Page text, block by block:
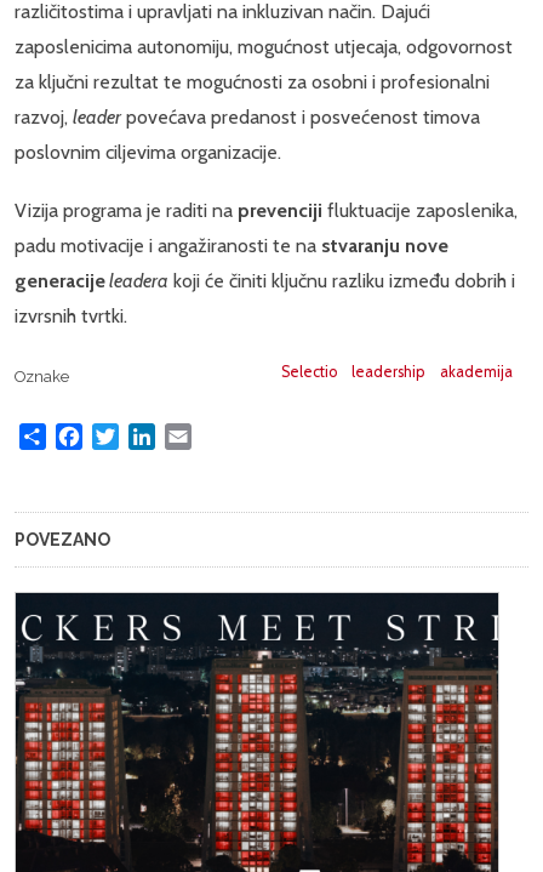
različitostima i upravljati na inkluzivan način. Dajući
zaposlenicima autonomiju, mogućnost utjecaja, odgovornost
za ključni rezultat te mogućnosti za osobni i profesionalni
razvoj, leaderpovećava predanost i posvećenost timova
poslovnim ciljevima organizacije.
Vizija programa je raditi na prevenciji fluktuacije zaposlenika,
padu motivacije i angažiranosti te na stvaranju nove
generacijeleadera koji će činiti ključnu razliku između dobrih i
izvrsnih tvrtki.
Oznake Selectio leadership akademija
Share FacebookTwitterLinkedIn
POVEZANO